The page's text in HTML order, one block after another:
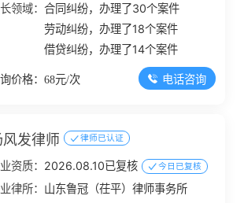
领域：合同纠纷，办理了30个案件
劳动纠纷，办理了18个案件
借贷纠纷，办理了14个案件
价格：68元/次 电话咨询
风发律师 律师已认证
资质： 2026.08.10已复核 今日已复核
律所： 山东鲁冠（茌平）律师事务所